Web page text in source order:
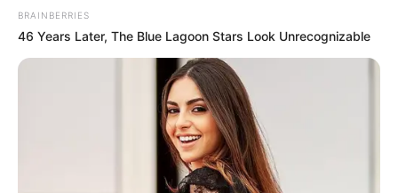
Lageplan als größere Karte zeigen
Deutschlandweit Veranstaltung kostenlos
BRAINBERRIES
46 Years Later, The Blue Lagoon Stars Look Unrecognizable